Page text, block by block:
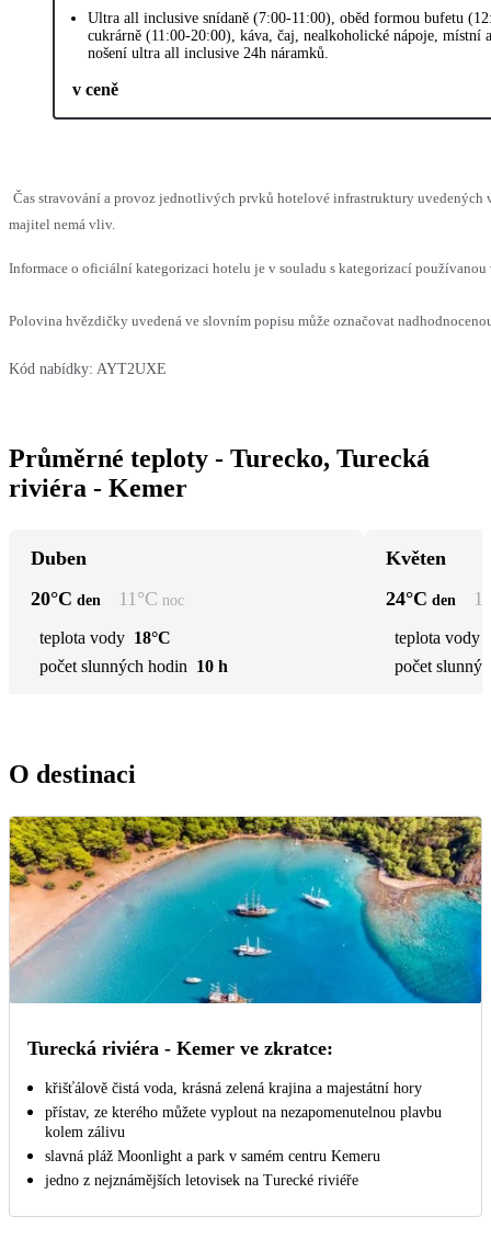
Ultra all inclusive snídaně (7:00-11:00), oběd formou bufetu
cukrárně (11:00-20:00), káva, čaj, nealkoholické nápoje, místní
nošení ultra all inclusive 24h náramků.
v ceně
Čas stravování a provoz jednotlivých prvků hotelové infrastruktury uvedených
majitel nemá vliv.
Informace o oficiální kategorizaci hotelu je v souladu s kategorizací
Polovina hvězdičky uvedená ve slovním popisu může označovat
Kód nabídky: AYT2UXE
Průměrné teploty - Turecko, Turecká
riviéra - Kemer
Duben
20°C den 11°C noc
teplota vody 18°C
počet slunných hodin 10 h
Květen
24°C den
teplota vody
počet
O destinaci
Turecká riviéra - Kemer ve zkratce:
křišťálově čistá voda, krásná zelená krajina a majestátní hory
přístav, ze kterého můžete vyplout na nezapomenutelnou plavbu
kolem zálivu
slavná pláž Moonlight a park v samém centru Kemeru
jedno z nejznámějších letovisek na Turecké riviéře